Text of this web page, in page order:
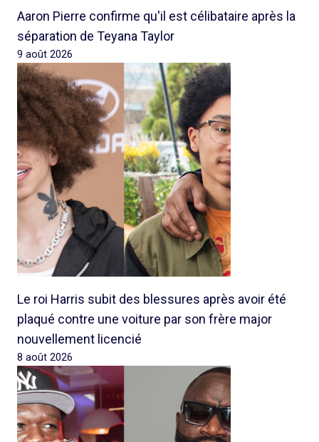
Aaron Pierre confirme qu'il est célibataire après la
séparation de Teyana Taylor
9 août 2026
Le roi Harris subit des blessures après avoir été
plaqué contre une voiture par son frère major
nouvellement licencié
8 août 2026